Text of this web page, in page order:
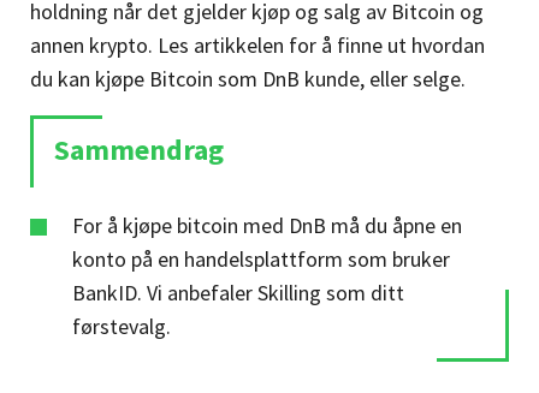
holdning når det gjelder kjøp og salg av Bitcoin og
annen krypto. Les artikkelen for å finne ut hvordan
du kan kjøpe Bitcoin som DnB kunde, eller selge.
Sammendrag
For å kjøpe bitcoin med DnB må du åpne en
konto på en handelsplattform som bruker
BankID. Vi anbefalerSkilling som ditt
førstevalg.